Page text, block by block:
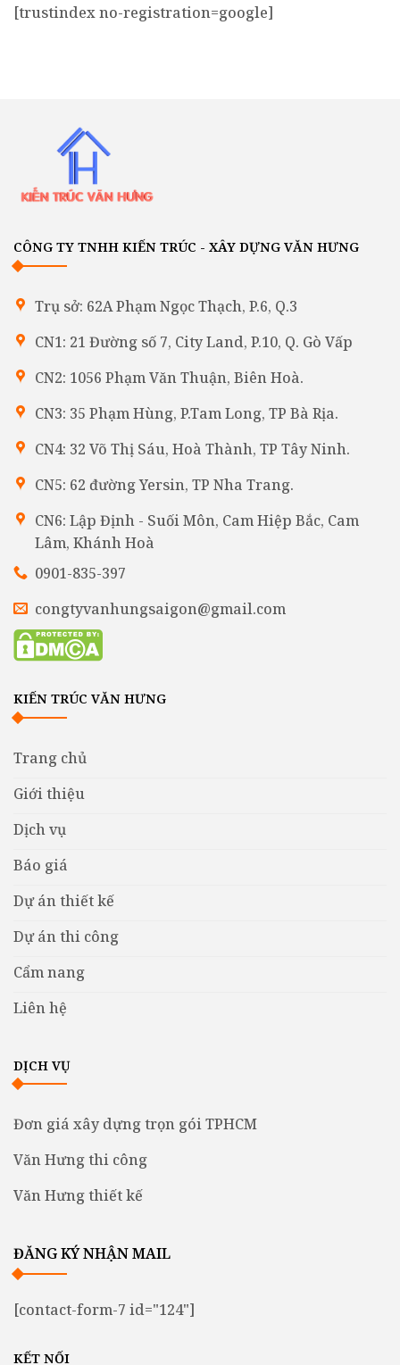
[trustindex no-registration=google]
CÔNG TY TNHH KIẾN TRÚC - XÂY DỰNG VĂN HƯNG
Trụ sở: 62A Phạm Ngọc Thạch, P.6, Q.3
CN1: 21 Đường số 7, City Land, P.10, Q. Gò Vấp
CN2: 1056 Phạm Văn Thuận, Biên Hoà.
CN3: 35 Phạm Hùng, P.Tam Long, TP Bà Rịa.
CN4: 32 Võ Thị Sáu, Hoà Thành, TP Tây Ninh.
CN5: 62 đường Yersin, TP Nha Trang.
CN6: Lập Định - Suối Môn, Cam Hiệp Bắc, Cam
Lâm, Khánh Hoà
0901-835-397
congtyvanhungsaigon@gmail.com
KIẾN TRÚC VĂN HƯNG
Trang chủ
Giới thiệu
Dịch vụ
Báo giá
Dự án thiết kế
Dự án thi công
Cẩm nang
Liên hệ
DỊCH VỤ
Đơn giá xây dựng trọn gói TPHCM
Văn Hưng thi công
Văn Hưng thiết kế
ĐĂNG KÝ NHẬN MAIL
[contact-form-7 id="124"]
KẾT NỐI